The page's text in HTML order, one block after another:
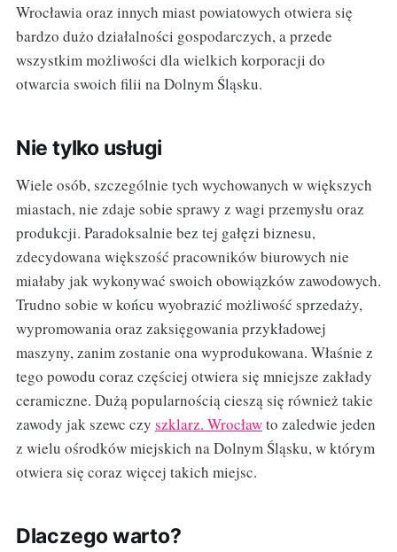
Wrocławia oraz innych miast powiatowych otwiera się
bardzo dużo działalności gospodarczych, a przede
wszystkim możliwości dla wielkich korporacji do
otwarcia swoich filii na Dolnym Śląsku.
Nie tylko usługi
Wiele osób, szczególnie tych wychowanych w większych
miastach, nie zdaje sobie sprawy z wagi przemysłu oraz
produkcji. Paradoksalnie bez tej gałęzi biznesu,
zdecydowana większość pracowników biurowych nie
miałaby jak wykonywać swoich obowiązków zawodowych.
Trudno sobie w końcu wyobrazić możliwość sprzedaży,
wypromowania oraz zaksięgowania przykładowej
maszyny, zanim zostanie ona wyprodukowana. Właśnie z
tego powodu coraz częściej otwiera się mniejsze zakłady
ceramiczne. Dużą popularnością cieszą się również takie
zawody jak szewc czy szklarz. Wrocławto zaledwie jeden
z wielu ośrodków miejskich na Dolnym Śląsku, w którym
otwiera się coraz więcej takich miejsc.
Dlaczego warto?